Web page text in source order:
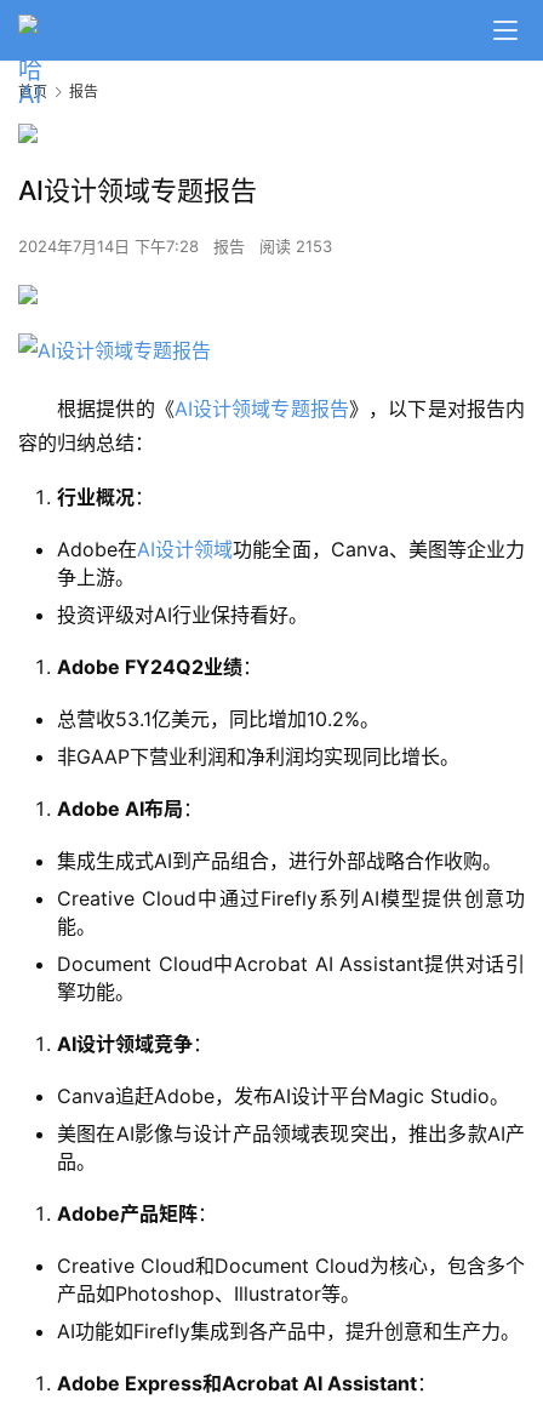
报
源
目
应
首页 报告
AI设计领域专题报告
2024年7月14日 下午7:28 报告 阅读 2153
根据提供的《AI设计领域专题报告》，以下是对报告内
容的归纳总结：
行业概况：
Adobe在AI设计领域功能全面，Canva、美图等企业力
争上游。
投资评级对AI行业保持看好。
Adobe FY24Q2业绩：
总营收53.1亿美元，同比增加10.2%。
非GAAP下营业利润和净利润均实现同比增长。
Adobe AI布局 ：
集成生成式AI到产品组合，进行外部战略合作收购。
Creative Cloud中通过Firefly系列AI模型提供创意功
能。
Document Cloud中Acrobat AI Assistant提供对话引
擎功能。
AI设计领域竞争：
Canva追赶Adobe，发布AI设计平台Magic Studio。
美图在AI影像与设计产品领域表现突出，推出多款AI产
品。
Adobe产品矩阵：
Creative Cloud和Document Cloud为核心，包含多个
产品如Photoshop、Illustrator等。
AI功能如Firefly集成到各产品中，提升创意和生产力。
Adobe Express和Acrobat AI Assistant：